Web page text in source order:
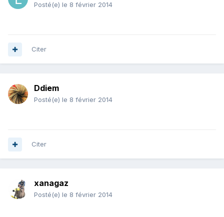
Posté(e) le 8 février 2014
Citer
Ddiem
Posté(e) le 8 février 2014
Citer
xanagaz
Posté(e) le 8 février 2014